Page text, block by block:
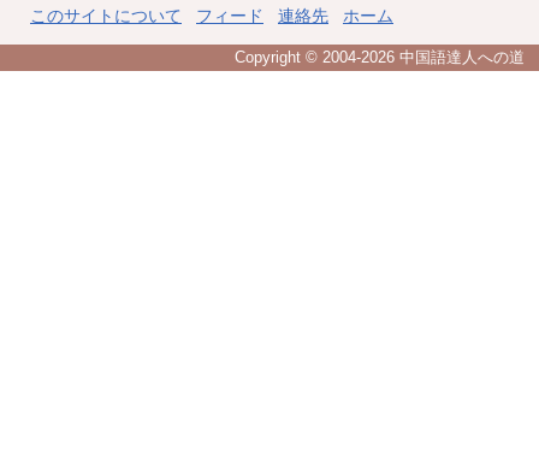
このサイトについて
フィード 連絡先 ホーム
Copyright © 2004-2026 中国語達人への道